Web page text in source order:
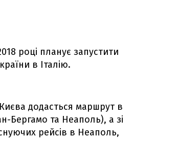
році планує запустити
в Італію.
додасться маршрут в
Бергамо та Неаполь), а зі
рейсів в Неаполь,